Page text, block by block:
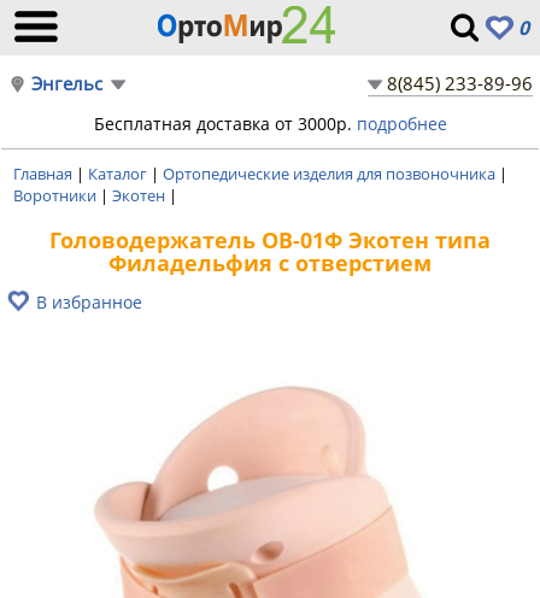
0
Энгельс 8(845) 233-89-96
Бесплатная доставка от 3000р. подробнее
Главная | Каталог | Ортопедические изделия для позвоночника |
Воротники | Экотен |
Головодержатель ОВ-01Ф Экотен типа
Филадельфия с отверстием
В избранное